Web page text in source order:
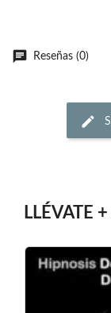
Reseñas (0)
LLÉVATE